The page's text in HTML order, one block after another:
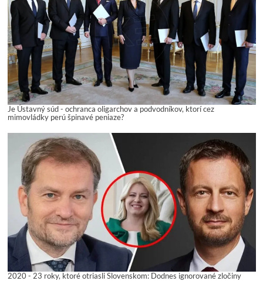
Je Ústavný súd - ochranca oligarchov a podvodníkov, ktorí cez
mimovládky perú špinavé peniaze?
2020 - 23 roky, ktoré otriasli Slovenskom: Dodnes ignorované zločiny